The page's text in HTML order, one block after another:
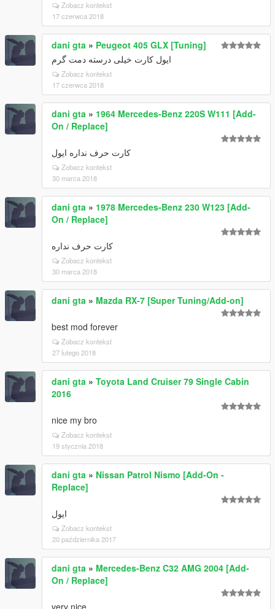
Zobacz kontekst
17 czerwca 2018
dani gta » Peugeot 405 GLX [Tuning]
ایول کارت خیلی درسته دمت گرم
Zobacz kontekst
17 czerwca 2018
dani gta » 1964 Mercedes-Benz 220S W111 [Add-
On / Replace]
کارت حرف نداره ایول
Zobacz kontekst
30 marca 2018
dani gta » 1978 Mercedes-Benz 230 W123 [Add-
On / Replace]
کارت حرف نداره
Zobacz kontekst
30 marca 2018
dani gta » Mazda RX-7 [Super Tuning/Add-on]
best mod forever
Zobacz kontekst
27 lutego 2018
dani gta » Toyota Land Cruiser 79 Single Cabin
2016
nice my bro
Zobacz kontekst
19 stycznia 2018
dani gta » Nissan Patrol Nismo [Add-On -
Replace]
ایول
Zobacz kontekst
20 października 2017
dani gta » Mercedes-Benz C32 AMG 2004 [Add-
On / Replace]
very nice